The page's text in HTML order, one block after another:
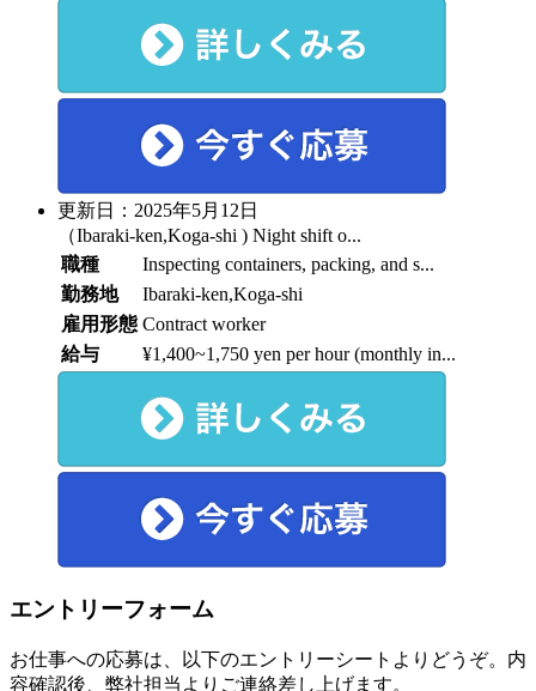
更新日：2025年5月12日
（Ibaraki-ken,Koga-shi ) Night shift o...
職種
Inspecting containers, packing, and s...
勤務地
Ibaraki-ken,Koga-shi
雇用形態 Contract worker
給与
¥1,400~1,750 yen per hour (monthly in...
エントリーフォーム
お仕事への応募は、以下のエントリーシートよりどうぞ。内
容確認後、弊社担当よりご連絡差し上げます。